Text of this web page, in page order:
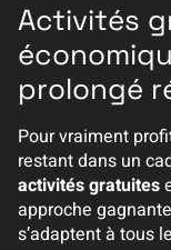
Activités
prolongé
Pour vraiment
restant dans un
activités gratuites
approche
s’adaptent à tous